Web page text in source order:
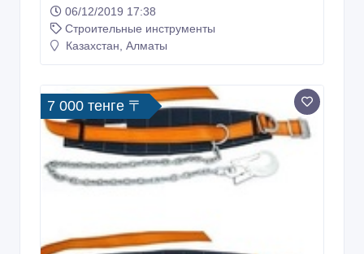
06/12/2019 17:38
Строительные инструменты
Казахстан, Алматы
7 000 тенге 〒